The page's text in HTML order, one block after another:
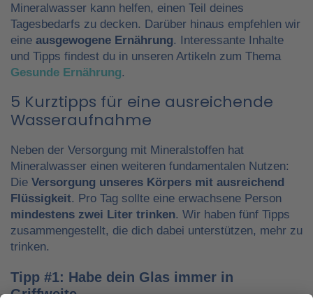
Mineralwasser kann helfen, einen Teil deines
Tagesbedarfs zu decken. Darüber hinaus empfehlen wir
eine ausgewogene Ernährung. Interessante Inhalte
und Tipps findest du in unseren Artikeln zum Thema
Gesunde Ernährung.
5 Kurztipps für eine ausreichende
Wasseraufnahme
Neben der Versorgung mit Mineralstoffen hat
Mineralwasser einen weiteren fundamentalen Nutzen:
Die Versorgung unseres Körpers mit ausreichend
Flüssigkeit. Pro Tag sollte eine erwachsene Person
mindestens zwei Liter trinken. Wir haben fünf Tipps
zusammengestellt, die dich dabei unterstützen, mehr zu
trinken.
Tipp #1: Habe dein Glas immer in
Griffweite